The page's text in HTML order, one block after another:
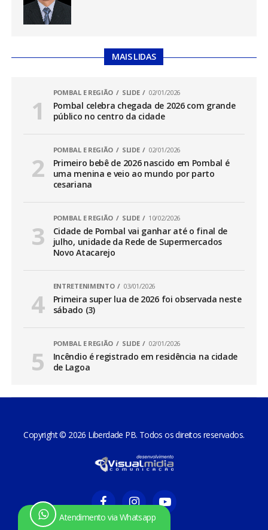
MAIS LIDAS
POMBAL E REGIÃO SLIDE 02/01/2026
Pombal celebra chegada de 2026 com grande
público no centro da cidade
POMBAL E REGIÃO SLIDE 02/01/2026
Primeiro bebê de 2026 nascido em Pombal é
uma menina e veio ao mundo por parto
cesariana
POMBAL E REGIÃO SLIDE 10/02/2026
Cidade de Pombal vai ganhar até o final de
julho, unidade da Rede de Supermercados
Novo Atacarejo
ENTRETENIMENTO 03/01/2026
Primeira super lua de 2026 foi observada neste
sábado (3)
POMBAL E REGIÃO SLIDE 02/01/2026
Incêndio é registrado em residência na cidade
de Lagoa
Atendimento via Whatsapp
Copyright © 2026 Liberdade PB. Todos os direitos reservados.